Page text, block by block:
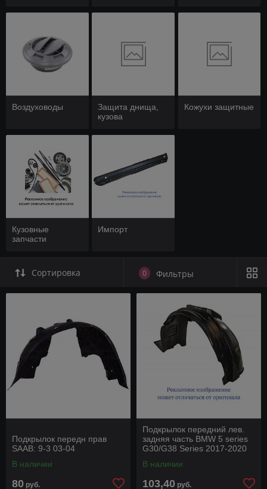
Воздуховоды
Защита днища,
кузова
Кожухи защитные
Кузовные
запчасти
Импорт
Сортировка 0 Фильтры
Подкрылок передн прав
SAAB: 9-3 03-04
В наличии
80 руб.
Подкрылок передний лев.
задняя часть BMW 5 series
G30/G38 Series 2017-2020
В наличии
103,40 руб.